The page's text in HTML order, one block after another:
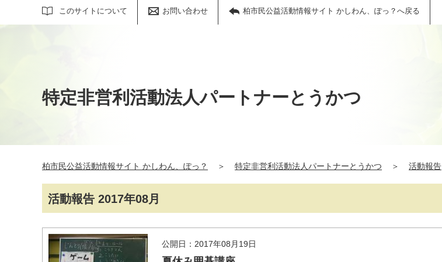
このサイトについて お問い合わせ 柏市民公益活動情報サイト かしわん、ぽっ？へ戻る
サイト内検索
特定非営利活動法人パートナーとうかつ
柏市民公益活動情報サイト かしわん、ぽっ？ ＞ 特定非営利活動法人パートナーとうかつ ＞ 活動報告
活動報告 2017年08月
公開日：2017年08月19日